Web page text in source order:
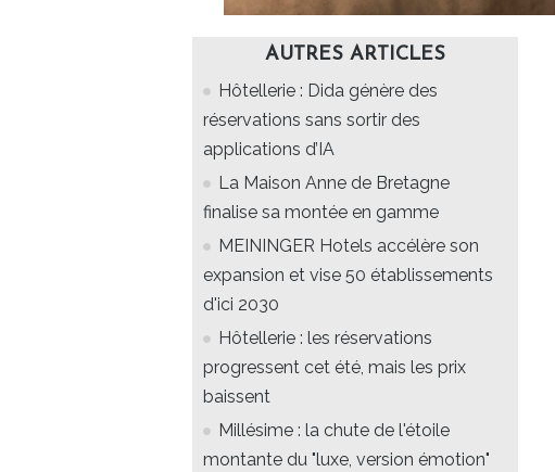
AUTRES ARTICLES
Hôtellerie : Dida génère des
réservations sans sortir des
applications d’IA
La Maison Anne de Bretagne
finalise sa montée en gamme
MEININGER Hotels accélère son
expansion et vise 50 établissements
d'ici 2030
Hôtellerie : les réservations
progressent cet été, mais les prix
baissent
Millésime : la chute de l'étoile
montante du "luxe, version émotion"